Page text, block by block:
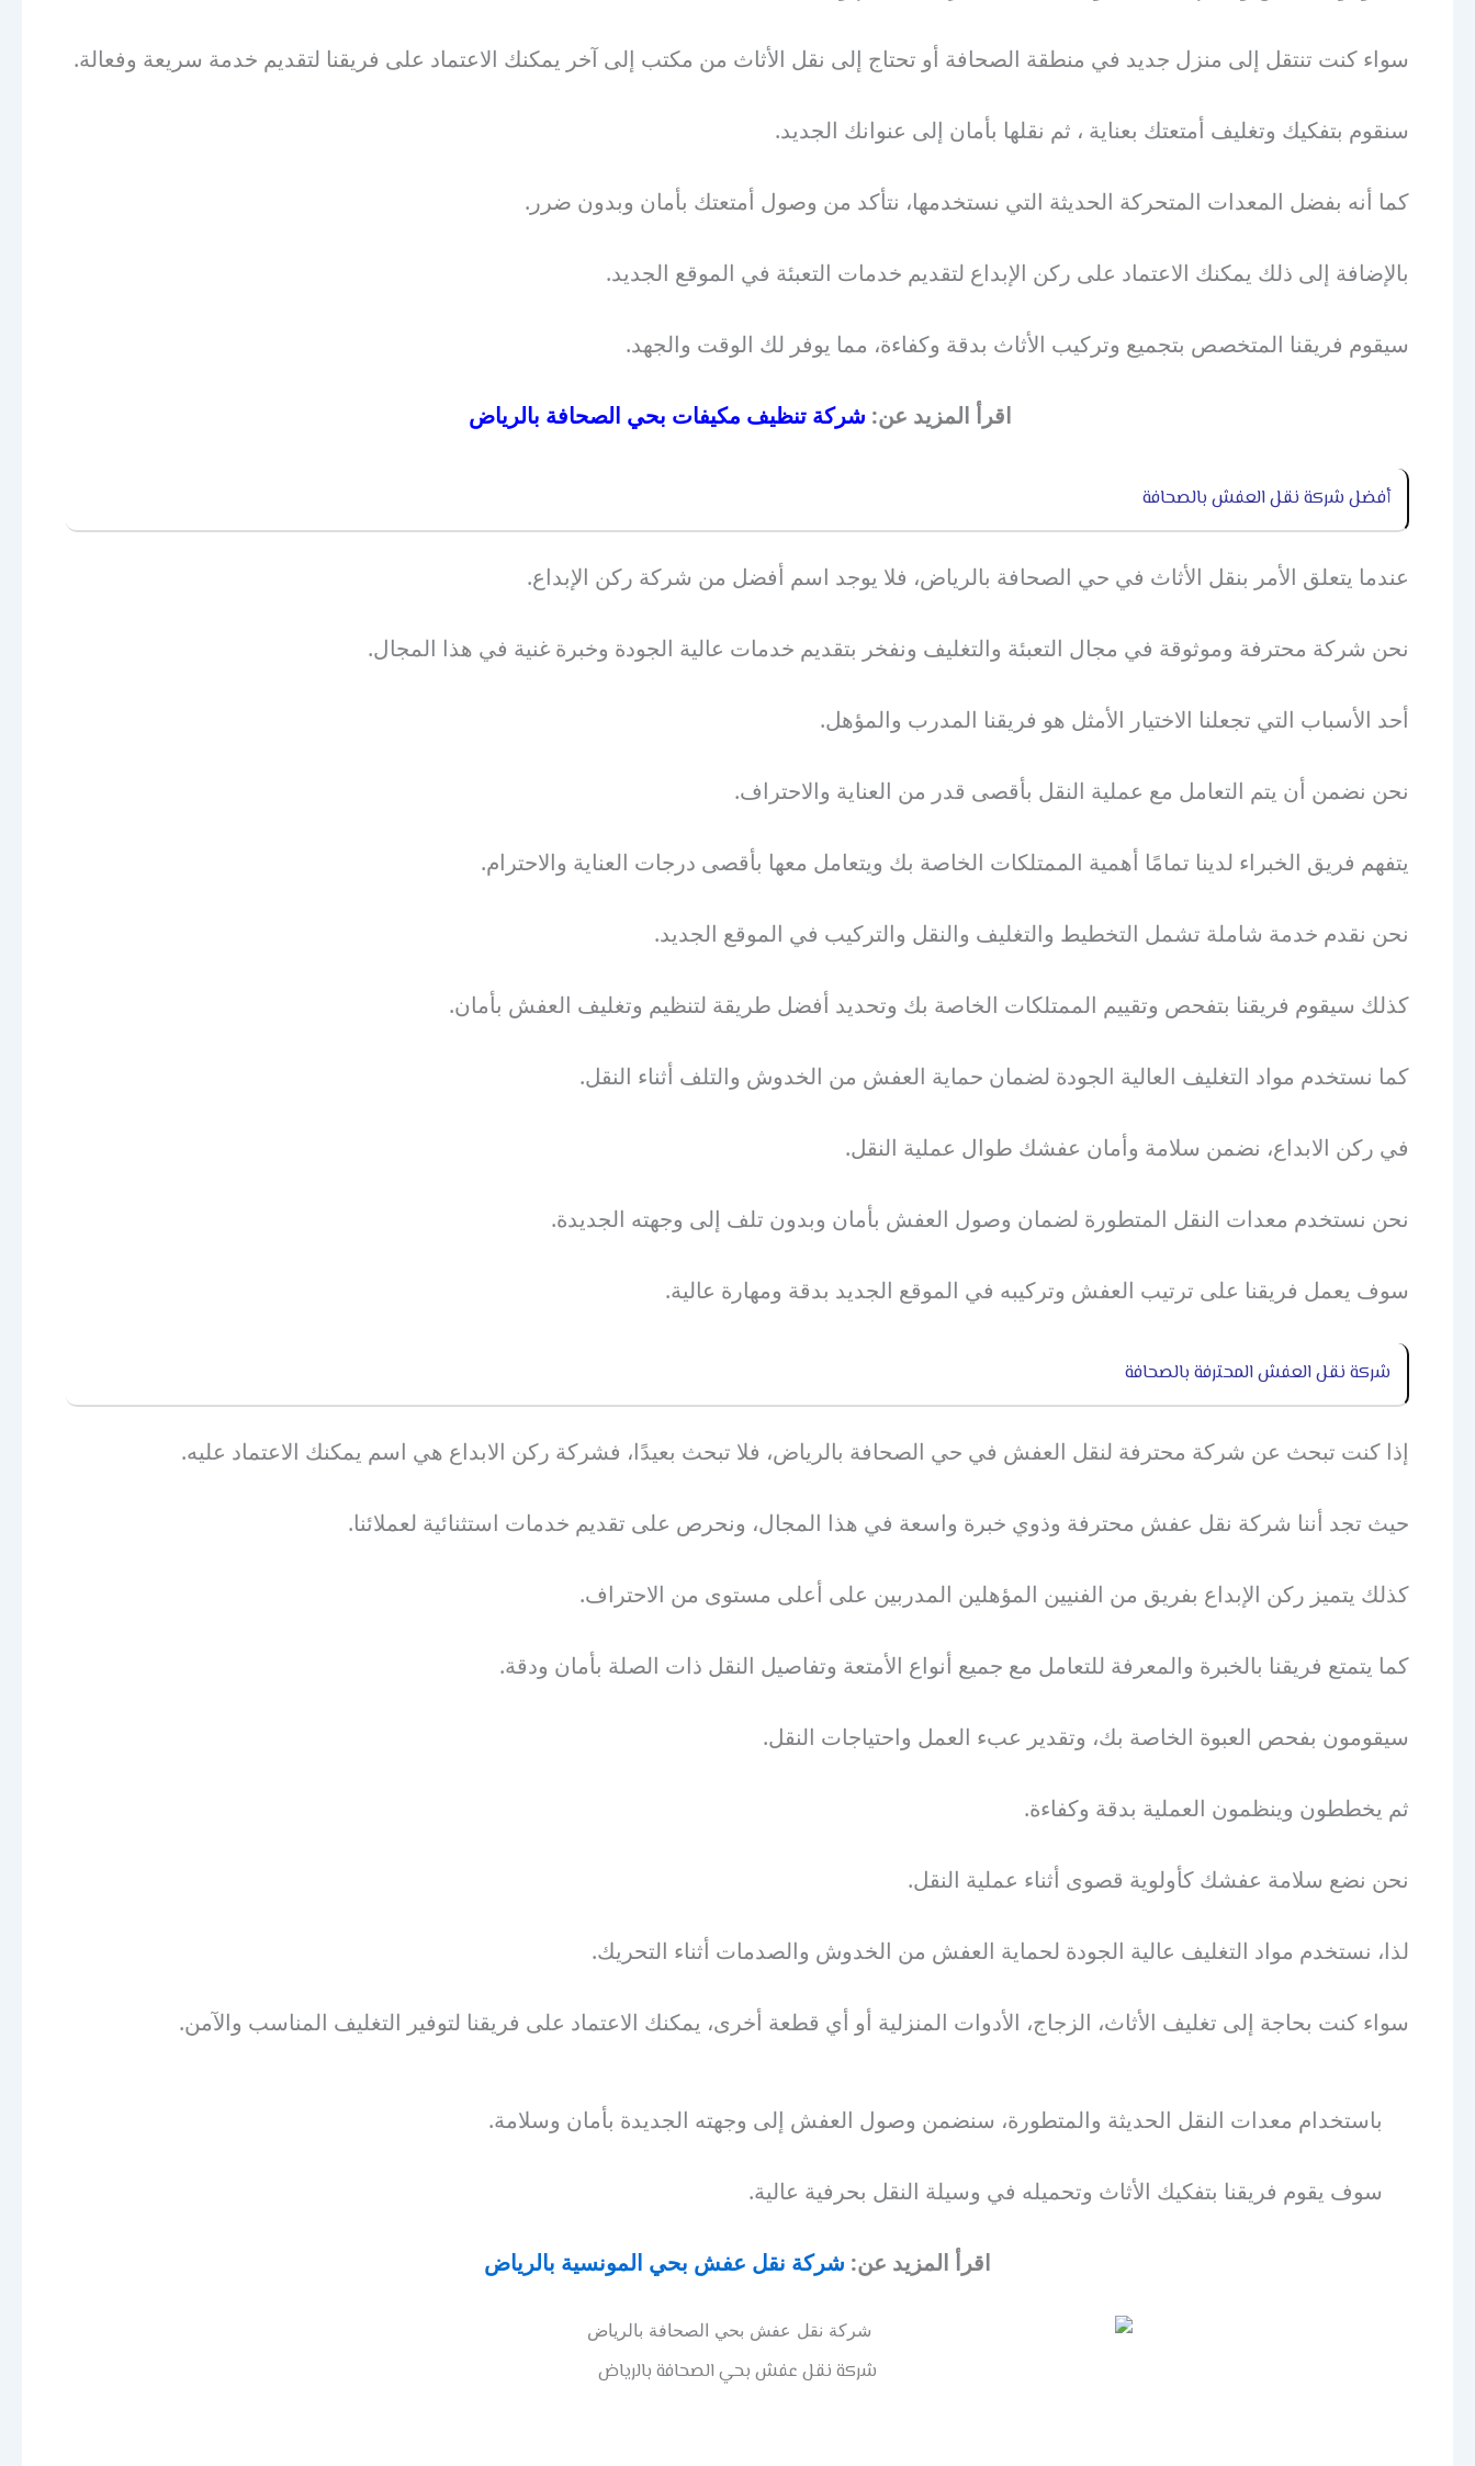
سواء كنت تنتقل إلى منزل جديد في منطقة الصحافة أو تحتاج إلى نقل الأثاث من مكتب إلى آخر يمكنك الاعتماد على فريقنا لتقديم خدمة سريعة وفعالة.
سنقوم بتفكيك وتغليف أمتعتك بعناية ، ثم نقلها بأمان إلى عنوانك الجديد.
كما أنه بفضل المعدات المتحركة الحديثة التي نستخدمها، نتأكد من وصول أمتعتك بأمان وبدون ضرر.
بالإضافة إلى ذلك يمكنك الاعتماد على ركن الإبداع لتقديم خدمات التعبئة في الموقع الجديد.
سيقوم فريقنا المتخصص بتجميع وتركيب الأثاث بدقة وكفاءة، مما يوفر لك الوقت والجهد.
اقرأ المزيد عن: شركة تنظيف مكيفات بحي الصحافة بالرياض
أفضل شركة نقل العفش بالصحافة
عندما يتعلق الأمر بنقل الأثاث في حي الصحافة بالرياض، فلا يوجد اسم أفضل من شركة ركن الإبداع.
نحن شركة محترفة وموثوقة في مجال التعبئة والتغليف ونفخر بتقديم خدمات عالية الجودة وخبرة غنية في هذا المجال.
أحد الأسباب التي تجعلنا الاختيار الأمثل هو فريقنا المدرب والمؤهل.
نحن نضمن أن يتم التعامل مع عملية النقل بأقصى قدر من العناية والاحتراف.
يتفهم فريق الخبراء لدينا تمامًا أهمية الممتلكات الخاصة بك ويتعامل معها بأقصى درجات العناية والاحترام.
نحن نقدم خدمة شاملة تشمل التخطيط والتغليف والنقل والتركيب في الموقع الجديد.
كذلك سيقوم فريقنا بتفحص وتقييم الممتلكات الخاصة بك وتحديد أفضل طريقة لتنظيم وتغليف العفش بأمان.
كما نستخدم مواد التغليف العالية الجودة لضمان حماية العفش من الخدوش والتلف أثناء النقل.
في ركن الابداع، نضمن سلامة وأمان عفشك طوال عملية النقل.
نحن نستخدم معدات النقل المتطورة لضمان وصول العفش بأمان وبدون تلف إلى وجهته الجديدة.
سوف يعمل فريقنا على ترتيب العفش وتركيبه في الموقع الجديد بدقة ومهارة عالية.
شركة نقل العفش المحترفة بالصحافة
إذا كنت تبحث عن شركة محترفة لنقل العفش في حي الصحافة بالرياض، فلا تبحث بعيدًا، فشركة ركن الابداع هي اسم يمكنك الاعتماد عليه.
حيث تجد أننا شركة نقل عفش محترفة وذوي خبرة واسعة في هذا المجال، ونحرص على تقديم خدمات استثنائية لعملائنا.
كذلك يتميز ركن الإبداع بفريق من الفنيين المؤهلين المدربين على أعلى مستوى من الاحتراف.
كما يتمتع فريقنا بالخبرة والمعرفة للتعامل مع جميع أنواع الأمتعة وتفاصيل النقل ذات الصلة بأمان ودقة.
سيقومون بفحص العبوة الخاصة بك، وتقدير عبء العمل واحتياجات النقل.
ثم يخططون وينظمون العملية بدقة وكفاءة.
نحن نضع سلامة عفشك كأولوية قصوى أثناء عملية النقل.
لذا، نستخدم مواد التغليف عالية الجودة لحماية العفش من الخدوش والصدمات أثناء التحريك.
سواء كنت بحاجة إلى تغليف الأثاث، الزجاج، الأدوات المنزلية أو أي قطعة أخرى، يمكنك الاعتماد على فريقنا لتوفير التغليف المناسب والآمن.
باستخدام معدات النقل الحديثة والمتطورة، سنضمن وصول العفش إلى وجهته الجديدة بأمان وسلامة.
سوف يقوم فريقنا بتفكيك الأثاث وتحميله في وسيلة النقل بحرفية عالية.
اقرأ المزيد عن: شركة نقل عفش بحي المونسية بالرياض
شركة نقل عفش بحي الصحافة بالرياض